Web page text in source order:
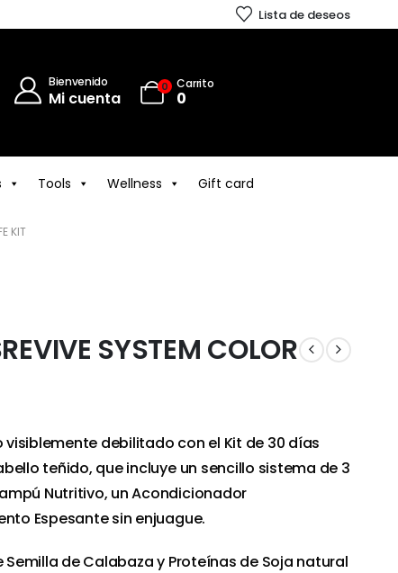
Lista de deseos
Bienvenido
Mi cuenta
0 Carrito
0
Tools Wellness Gift card
KIT
SYSTEM COLOR
debilitado con el Kit de 30 días
teñido, que incluye un sencillo sistema de 3
Nutritivo, un Acondicionador
Espesante sin enjuague.
Semilla de Calabaza y Proteínas de Soja natural